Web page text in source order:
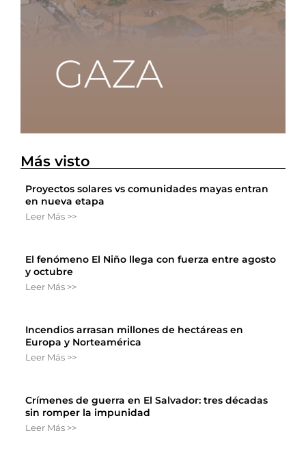
Más visto
Proyectos solares vs comunidades mayas entran
en nueva etapa
Leer Más >>
El fenómeno El Niño llega con fuerza entre agosto
y octubre
Leer Más >>
Incendios arrasan millones de hectáreas en
Europa y Norteamérica
Leer Más >>
Crímenes de guerra en El Salvador: tres décadas
sin romper la impunidad
Leer Más >>